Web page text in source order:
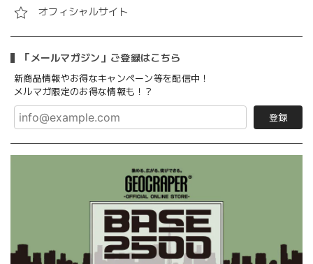
オフィシャルサイト
「メールマガジン」ご登録はこちら
新商品情報やお得なキャンペーン等を配信中！
メルマガ限定のお得な情報も！？
登録